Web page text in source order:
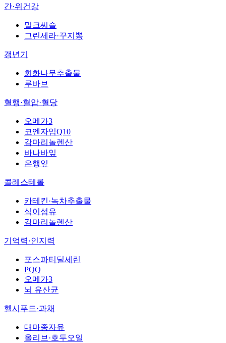
간·위건강
밀크씨슬
그린세라·꾸지뽕
갱년기
회화나무추출물
루바브
혈행·혈압·혈당
오메가3
코엔자임Q10
감마리놀렌산
바나바잎
은행잎
콜레스테롤
카테킨·녹차추출물
식이섬유
감마리놀렌산
기억력·인지력
포스파티딜세린
PQQ
오메가3
뇌 유산균
헬시푸드·과채
대마종자유
올리브·호두오일